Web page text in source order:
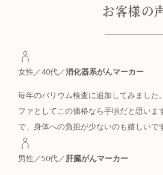
お客様の
女性／40代／消化器系がんマーカー
毎年のバリウム検査に追加してみました
ファとしてこの価格なら手頃だと思いま
で、身体への負担が少ないのも嬉しいで
男性／50代／肝臓がんマーカー